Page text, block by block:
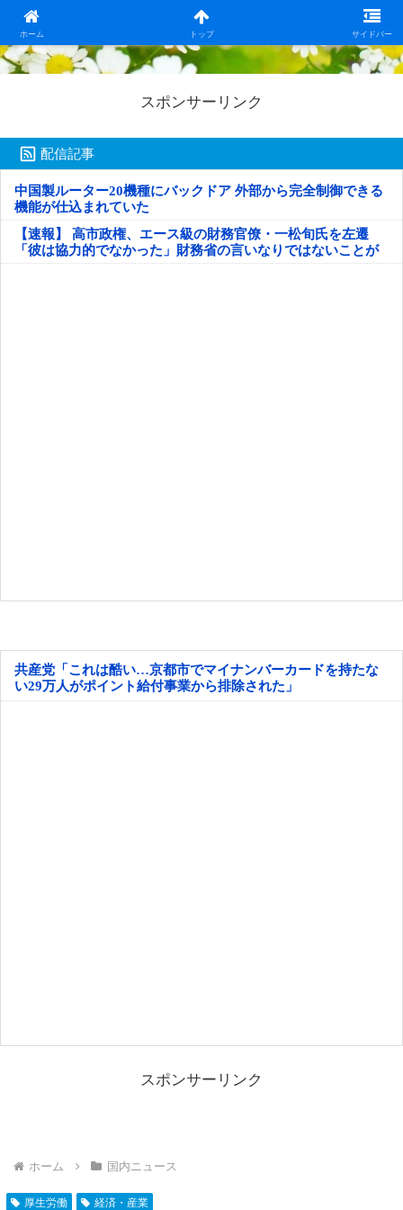
ホーム トップ サイドバー
日本第一！ニュース録
スポンサーリンク
配信記事
中国製ルーター20機種にバックドア 外部から完全制御できる
機能が仕込まれていた
【速報】 高市政権、エース級の財務官僚・一松旬氏を左遷
「彼は協力的でなかった」財務省の言いなりではないことが
判明
共産党「これは酷い…京都市でマイナンバーカードを持たな
い29万人がポイント給付事業から排除された」
スポンサーリンク
ホーム 国内ニュース
厚生労働 経済・産業